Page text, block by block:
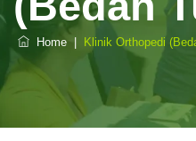
Home Klinik Orthopedi